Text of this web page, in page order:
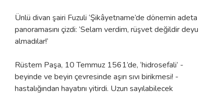
Ünlü divan şairi Fuzuli ‘Şikâyetname’de dönemin adeta
panoramasını çizdi: ‘Selam verdim, rüşvet değildir deyu
almadılar!’
Rüstem Paşa, 10 Temmuz 1561’de, ‘hidrosefali’ -
beyinde ve beyin çevresinde aşırı sıvı birikmesi! -
hastalığından hayatını yitirdi. Uzun sayılabilecek